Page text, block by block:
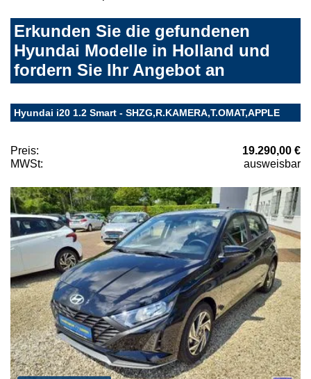
Erkunden Sie die gefundenen
Hyundai Modelle in Holland und
fordern Sie Ihr Angebot an
Hyundai i20 1.2 Smart - SHZG,R.KAMERA,T.OMAT,APPLE
Preis:
19.290,00 €
MWSt:
ausweisbar